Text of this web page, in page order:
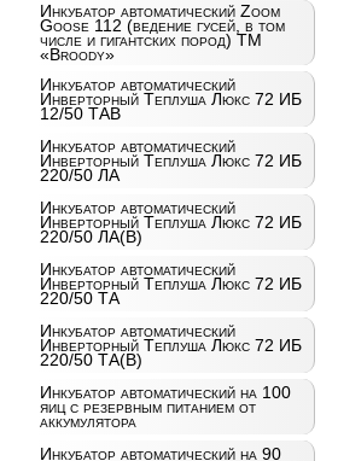
Инкубатор автоматический Zoom
Goose 112 (ведение гусей, в том
числе и гигантских пород) ТМ
«Broody»
Инкубатор автоматический
Инверторный Теплуша Люкс 72 ИБ
12/50 ТАВ
Инкубатор автоматический
Инверторный Теплуша Люкс 72 ИБ
220/50 ЛА
Инкубатор автоматический
Инверторный Теплуша Люкс 72 ИБ
220/50 ЛА(В)
Инкубатор автоматический
Инверторный Теплуша Люкс 72 ИБ
220/50 ТА
Инкубатор автоматический
Инверторный Теплуша Люкс 72 ИБ
220/50 ТА(В)
Инкубатор автоматический на 100
яиц c резервным питанием от
аккумулятора
Инкубатор автоматический на 90